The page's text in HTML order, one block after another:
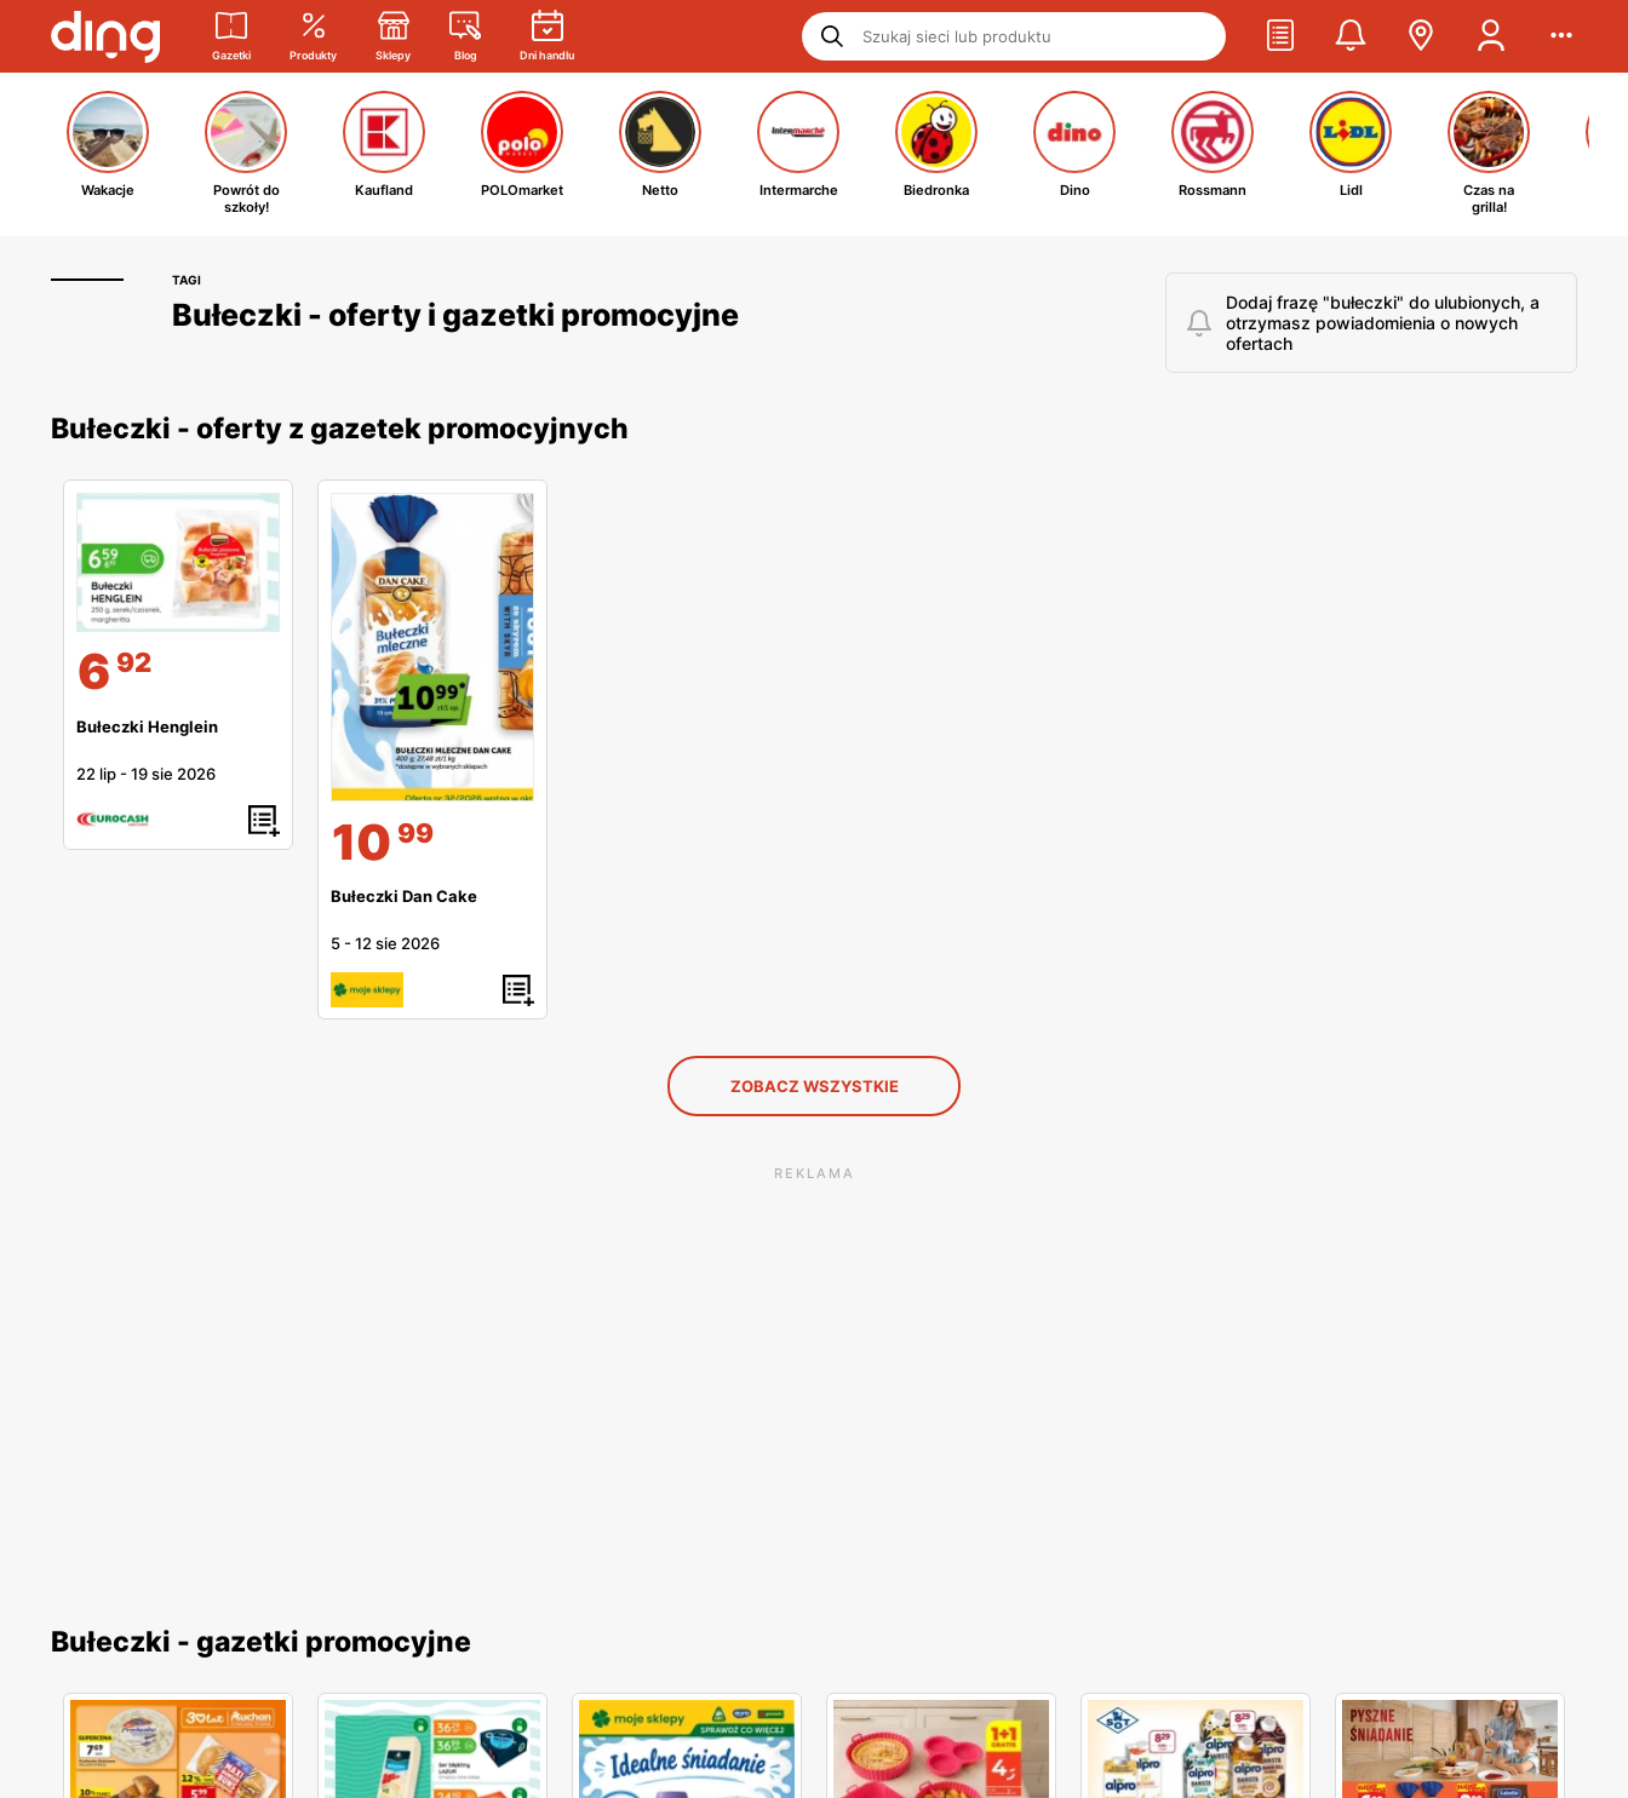
Gazetki Produkty Sklepy Blog Dni handlu
Wakacje
Powrót do
szkoły!
Kaufland POLOmarket Netto Intermarche Biedronka Dino Rossmann Lidl
Czas na
grilla!
TAGI
Bułeczki - oferty i gazetki promocyjne
Dodaj frazę "bułeczki" do ulubionych, a
otrzymasz powiadomienia o nowych
ofertach
Bułeczki - oferty z gazetek promocyjnych
6 92
Bułeczki Henglein
22 lip -19 sie 2026
10 99
Bułeczki Dan Cake
5 -12 sie 2026
ZOBACZ WSZYSTKIE
REKLAMA
Bułeczki - gazetki promocyjne